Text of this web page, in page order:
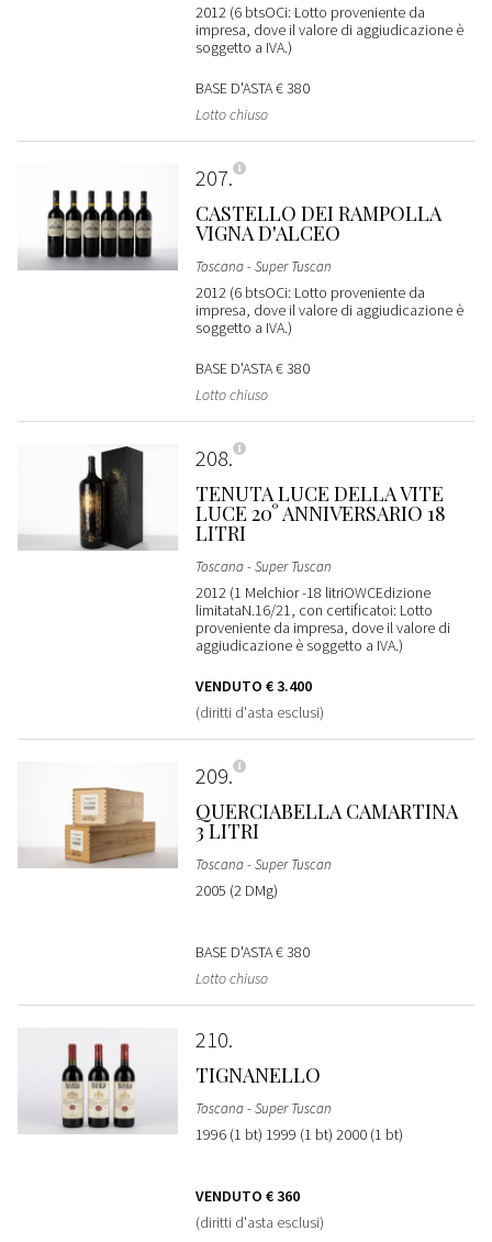
2012 (6 btsOCi: Lotto proveniente da
impresa, dove il valore di aggiudicazione è
soggetto a IVA.)
BASE D'ASTA€ 380
Lotto chiuso
207
CASTELLO DEI RAMPOLLA
VIGNA D'ALCEO
Toscana - Super Tuscan
2012 (6 btsOCi: Lotto proveniente da
impresa, dove il valore di aggiudicazione è
soggetto a IVA.)
BASE D'ASTA€ 380
Lotto chiuso
208
TENUTA LUCE DELLA VITE
LUCE 20° ANNIVERSARIO 18
LITRI
Toscana - Super Tuscan
2012 (1 Melchior -18 litriOWCEdizione
limitataN.16/21, con certificatoi: Lotto
proveniente da impresa, dove il valore di
aggiudicazione è soggetto a IVA.)
VENDUTO € 3.400
(diritti d'asta esclusi)
209
QUERCIABELLA CAMARTINA
3 LITRI
Toscana - Super Tuscan
2005 (2 DMg)
BASE D'ASTA€ 380
Lotto chiuso
210
TIGNANELLO
Toscana - Super Tuscan
1996 (1 bt) 1999 (1 bt) 2000 (1 bt)
VENDUTO € 360
(diritti d'asta esclusi)